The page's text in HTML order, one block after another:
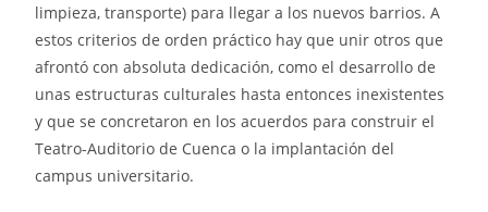
limpieza, transporte) para llegar a los nuevos barrios. A
estos criterios de orden práctico hay que unir otros que
afrontó con absoluta dedicación, como el desarrollo de
unas estructuras culturales hasta entonces inexistentes
y que se concretaron en los acuerdos para construir el
Teatro-Auditorio de Cuenca o la implantación del
campus universitario.